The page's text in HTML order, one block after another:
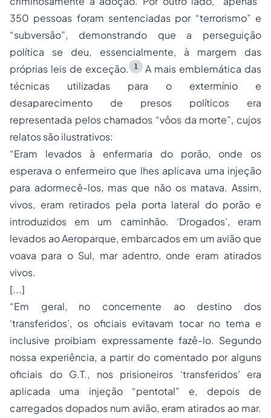
350 pessoas foram sentenciadas por “terrorismo” e
“subversão”, demonstrando que a perseguição
política se deu, essencialmente, à margem das
próprias leis de exceção.
1 A mais emblemática das
técnicas utilizadas para o extermínio e
desaparecimento de presos políticos era
representada pelos chamados “vôos da morte”, cujos
relatos são ilustrativos:
“Eram levados à enfermaria do porão, onde os
esperava o enfermeiro que lhes aplicava uma injeção
para adormecê-los, mas que não os matava. Assim,
vivos, eram retirados pela porta lateral do porão e
introduzidos em um caminhão. ‘Drogados’, eram
levados ao Aeroparque, embarcados em um avião que
voava para o Sul, mar adentro, onde eram atirados
vivos.
[...]
“Em geral, no concernente ao destino dos
‘transferidos’, os oficiais evitavam tocar no tema e
inclusive proibiam expressamente fazê-lo. Segundo
nossa experiência, a partir do comentado por alguns
oficiais do G.T., nos prisioneiros ‘transferidos’ era
aplicada uma injeção “pentotal” e, depois de
carregados dopados num avião, eram atirados ao mar.